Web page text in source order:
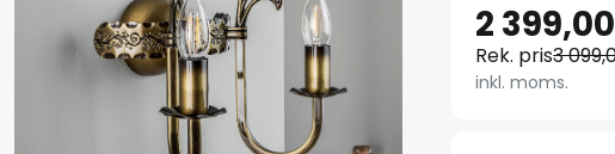
2
Rek. pris3
inkl. moms.